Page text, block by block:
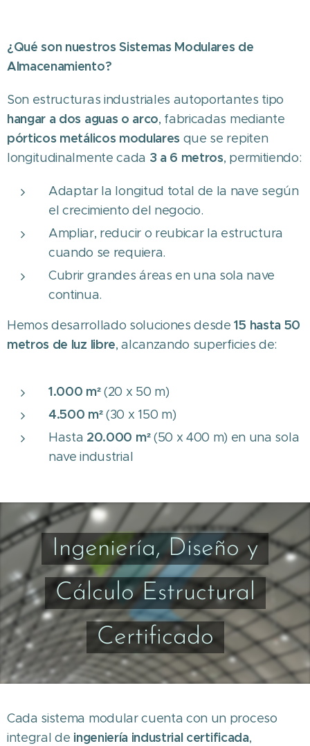
¿Qué son nuestros Sistemas Modulares de
Almacenamiento?
Son estructuras industriales autoportantes tipo
hangar a dos aguas o arco, fabricadas mediante
pórticos metálicos modulares que se repiten
longitudinalmente cada 3 a 6 metros, permitiendo:
Adaptar la longitud total de la nave según
el crecimiento del negocio.
Ampliar, reducir o reubicar la estructura
cuando se requiera.
Cubrir grandes áreas en una sola nave
continua.
Hemos desarrollado soluciones desde15 hasta 50
metros de luz libre, alcanzando superficies de:
1.000 m²(20 x 50 m)
4.500 m²(30 x 150 m)
Hasta 20.000 m²(50 x 400 m) en una sola
nave industrial
Ingeniería, Diseño y
Cálculo Estructural
Certificado
Cada sistema modular cuenta con un proceso
integral de ingeniería industrial certificada,